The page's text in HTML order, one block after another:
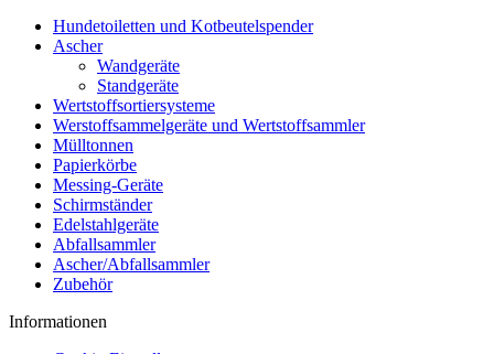
Hundetoiletten und Kotbeutelspender
Ascher
Wandgeräte
Standgeräte
Wertstoffsortiersysteme
Werstoffsammelgeräte und Wertstoffsammler
Mülltonnen
Papierkörbe
Messing-Geräte
Schirmständer
Edelstahlgeräte
Abfallsammler
Ascher/Abfallsammler
Zubehör
Informationen